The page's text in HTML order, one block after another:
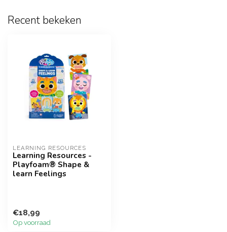
Recent bekeken
LEARNING RESOURCES
Learning Resources -
Playfoam® Shape &
learn Feelings
€18,99
Op voorraad